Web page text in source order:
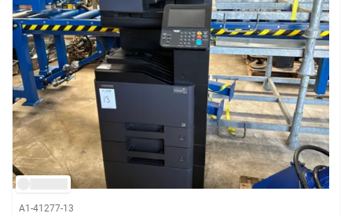
A1-41277-13